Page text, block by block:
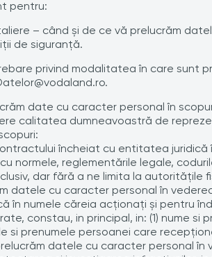
pentru:
– când şi de ce vă prelucrăm
de siguranţă.
privind modalitatea în care
date cu caracter personal în
calitatea dumneavoastră de
încheiat cu entitatea juridică
normele, reglementările legale,
dar fără a ne limita la autorităţile
datele cu caracter personal în
în numele căreia acţionaţi şi pentru
constau, in principal, in: (1) nume
si prenumele persoanei care
datele cu caracter personal